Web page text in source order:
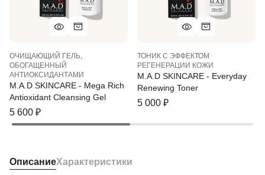
ОЧИЩАЮЩИЙ ГЕЛЬ,
ОБОГАЩЕННЫЙ
АНТИОКСИДАНТАМИ
M.A.D SKINCARE - Mega Rich
Antioxidant Cleansing Gel
5 600 ₽
ТОНИК С ЭФФЕКТОМ
РЕГЕНЕРАЦИИ КОЖИ
M.A.D SKINCARE - Everyday
Renewing Toner
5 000 ₽
ОписаниеХарактеристики